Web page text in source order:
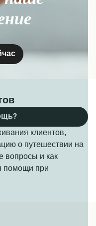
клиентов,
о путешествии на
вопросы и как
помощи при